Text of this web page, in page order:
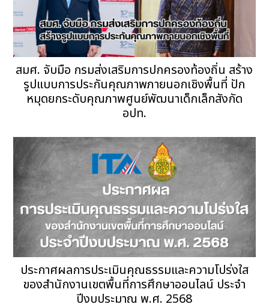
สมศ. จับมือ กรมส่งเสริมการปกครองท้องถิ่น สร้าง
รูปแบบการประกันคุณภาพภายนอกเชิงพื้นที่ ปัก
หมุดยกระดับคุณภาพศูนย์พัฒนาเด็กเล็กสังกัด
อปท.
ประกาศผลการประเมินคุณธรรมและความโปร่งใส
ของสำนักงานเขตพื้นที่การศึกษาออนไลน์ ประจำ
ปีงบประมาณ พ.ศ. 2568